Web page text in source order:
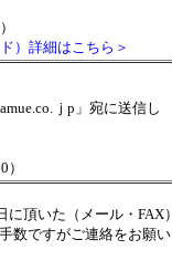
）詳細はこちら＞
ｊp」宛に送信し
頂いた（メール・FAX）
数ですがご連絡をお願い